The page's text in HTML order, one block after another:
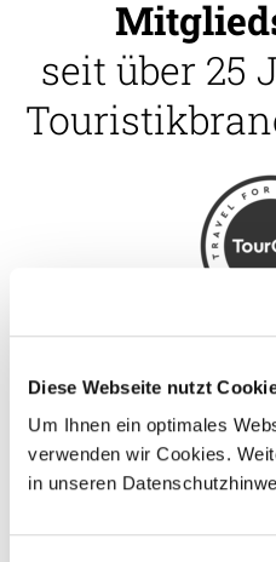
Diese Webseite nutzt
Um Ihnen ein optimales
verwenden wir Cookies.
in unseren
seit über 25